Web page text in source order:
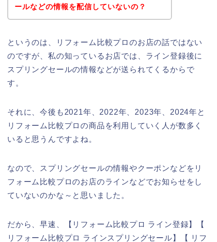
ールなどの情報を配信していないの？
というのは、リフォーム比較プロのお店の話ではない
のですが、私の知っているお店では、ライン登録後に
スプリングセールの情報などが送られてくるからで
す。
それに、今後も2021年、2022年、2023年、2024年と
リフォーム比較プロの商品を利用していく人が数多く
いると思うんですよね。
なので、スプリングセールの情報やクーポンなどをリ
フォーム比較プロのお店のラインなどでお知らせをし
ていないのかな～と思いました。
だから、早速、【リフォーム比較プロ ライン登録】【
リフォーム比較プロ ラインスプリングセール】【 リフ